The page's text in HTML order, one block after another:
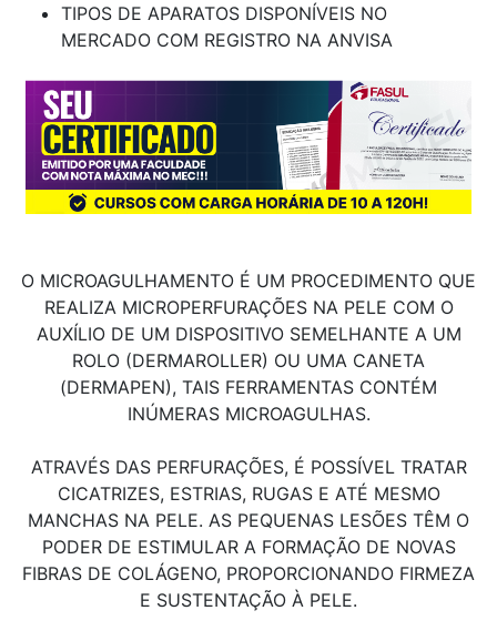
TIPOS DE APARATOS DISPONÍVEIS NO
MERCADO COM REGISTRO NA ANVISA
O MICROAGULHAMENTO É UM PROCEDIMENTO QUE
REALIZA MICROPERFURAÇÕES NA PELE COM O
AUXÍLIO DE UM DISPOSITIVO SEMELHANTE A UM
ROLO (DERMAROLLER) OU UMA CANETA
(DERMAPEN), TAIS FERRAMENTAS CONTÉM
INÚMERAS MICROAGULHAS.
ATRAVÉS DAS PERFURAÇÕES, É POSSÍVEL TRATAR
CICATRIZES, ESTRIAS, RUGAS E ATÉ MESMO
MANCHAS NA PELE. AS PEQUENAS LESÕES TÊM O
PODER DE ESTIMULAR A FORMAÇÃO DE NOVAS
FIBRAS DE COLÁGENO, PROPORCIONANDO FIRMEZA
E SUSTENTAÇÃO À PELE.